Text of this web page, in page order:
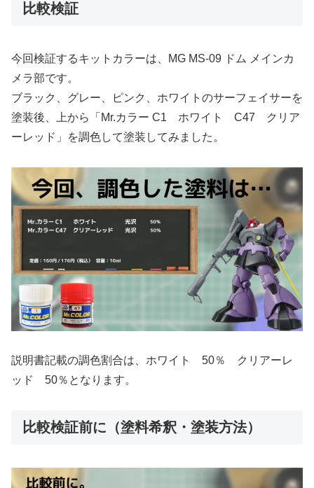
比較検証
今回検証するキットカラーは、MG MS-09 ドム メインカ
メラ部です。
ブラック、グレー、ピンク、ホワイトのサーフェイサーを
塗装後、上から「Mr.カラー C1 ホワイト C47 クリア
ーレッド」を調色して塗装してみました。
説明書記載の調色割合は、ホワイト 50％ クリアーレ
ッド 50％となります。
比較検証前に（塗料希釈・塗装方法）